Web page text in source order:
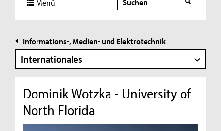
Menü
Informations-, Medien- und Elektrotechnik
Internationales
Dominik Wotzka - University of
North Florida